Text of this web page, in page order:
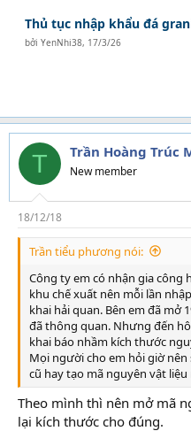
Thủ tục nhập khẩu đá
bởiYenNhi38, 17/3/26
T Trần Hoàng Trúc
New member
18/12/18
Trần tiểu phương nói:
Công ty em có nhận gia công
khu chế xuất nên mỗi lần
khai hải quan. Bên em đã mở
đã thông quan. Nhưng đến
khai báo nhầm kích thước
Mọi người cho em hỏi giờ
cũ hay tạo mã nguyên vật liệu
Theo mình thì nên mở mã
lại kích thước cho đúng.